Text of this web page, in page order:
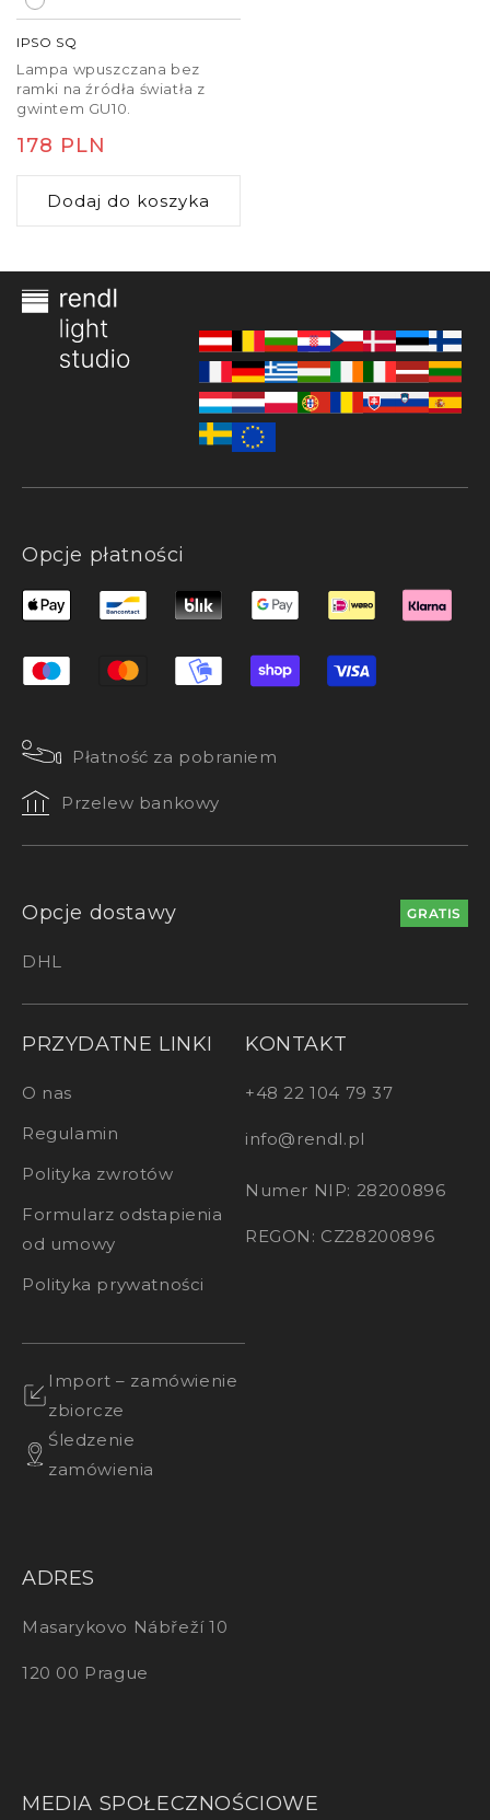
IPSO SQ
Lampa wpuszczana bez
ramki na źródła światła z
gwintem GU10.
Cena
regularna
178 PLN
Dodaj do koszyka
Opcje płatności
Płatność za pobraniem
Przelew bankowy
Opcje dostawy GRATIS
DHL
PRZYDATNE LINKI
O nas
Regulamin
Polityka zwrotów
Formularz odstapienia
od umowy
Polityka prywatności
Import – zamówienie
zbiorcze
Śledzenie
zamówienia
KONTAKT
+48 22 104 79 37
info@rendl.pl
Numer NIP: 28200896
REGON: CZ28200896
ADRES
Masarykovo Nábřeží 10
120 00 Prague
MEDIA SPOŁECZNOŚCIOWE